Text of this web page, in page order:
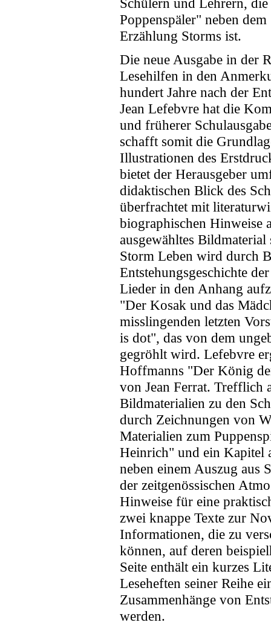
Poppenspäler" neben
Erzählung Storms ist.
Die neue Ausgabe in der
Lesehilfen in den
hundert Jahre nach der
Jean Lefebvre hat die
und früherer
schafft somit die
Illustrationen des
bietet der Herausgeber
didaktischen Blick des
überfrachtet mit
biographischen Hinweise
ausgewähltes
Storm Leben wird durch
Entstehungsgeschichte
Lieder in den Anhang
"Der Kosak und das
misslingenden letzten
is dot", das von dem
gegröhlt wird. Lefebvre
Hoffmanns "Der König
von Jean Ferrat. Trefflich
Bildmaterialien zu den
durch Zeichnungen von
Materialien zum
Heinrich" und ein Kapitel
neben einem Auszug aus
der zeitgenössischen
Hinweise für eine
zwei knappe Texte zur
Informationen, die zu
können, auf deren
Seite enthält ein kurzes
Leseheften seiner Reihe
Zusammenhänge von
werden.